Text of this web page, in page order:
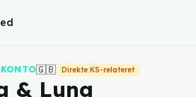
🇬🇧 Direkte KS-relateret
& Luna